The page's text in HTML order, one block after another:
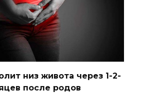
низ живота через 1-2-
после родов